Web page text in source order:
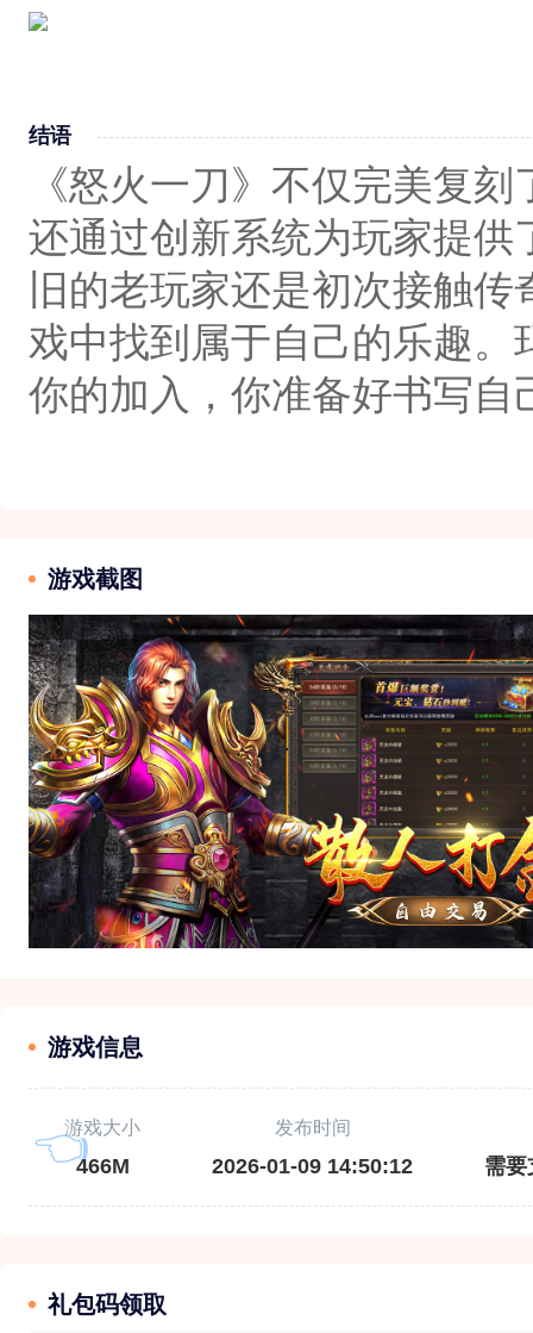
结语
《怒火一刀》不仅完美复
还通过创新系统为玩家提供
旧的老玩家还是初次接触
戏中找到属于自己的乐趣
你的加入，你准备好书写自
游戏截图
游戏信息
游戏大小
466M
发布时间
2026-01-09 14:50:12 需要
礼包码领取